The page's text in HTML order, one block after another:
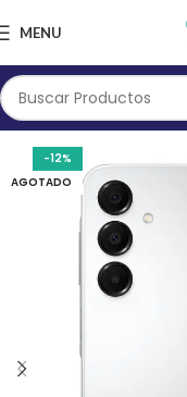
MENU
-12%
AGOTADO